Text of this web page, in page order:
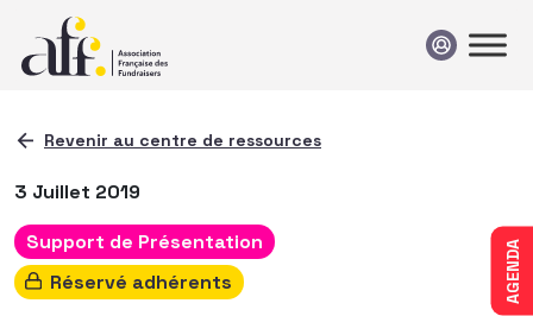
AGENDA
Revenir au centre de ressources
3 Juillet 2019
Support de Présentation
Réservé adhérents